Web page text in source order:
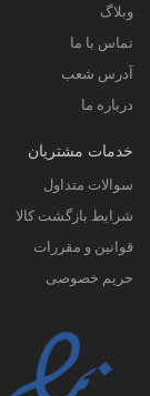
وبلاگ
تماس با ما
آدرس شعب
درباره ما
خدمات مشتریان
سوالات متداول
شرایط بازگشت کالا
قوانین و مقررات
حریم خصوصی